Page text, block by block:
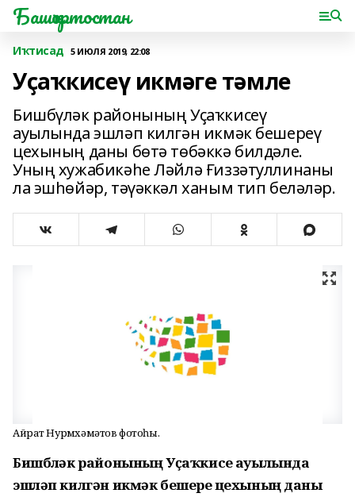
Башҡортостан
Иҡтисад 5 ИЮЛЯ 2019, 22:08
Уҫаҡкисеү икмәге тәмле
Бишбүләк районының Уҫаҡкисеү
ауылында эшләп килгән икмәк бешереү
цехының даны бөтә төбәккә билдәле.
Уның хужабикәһе Ләйлә Ғиззәтуллинаны
ла эшһөйәр, тәүәккәл ханым тип беләләр.
Айрат Нурмөхәмәтов фотоһы.
Бишбүләк районының Уҫаҡкисеү ауылында
эшләп килгән икмәк бешереү цехының даны